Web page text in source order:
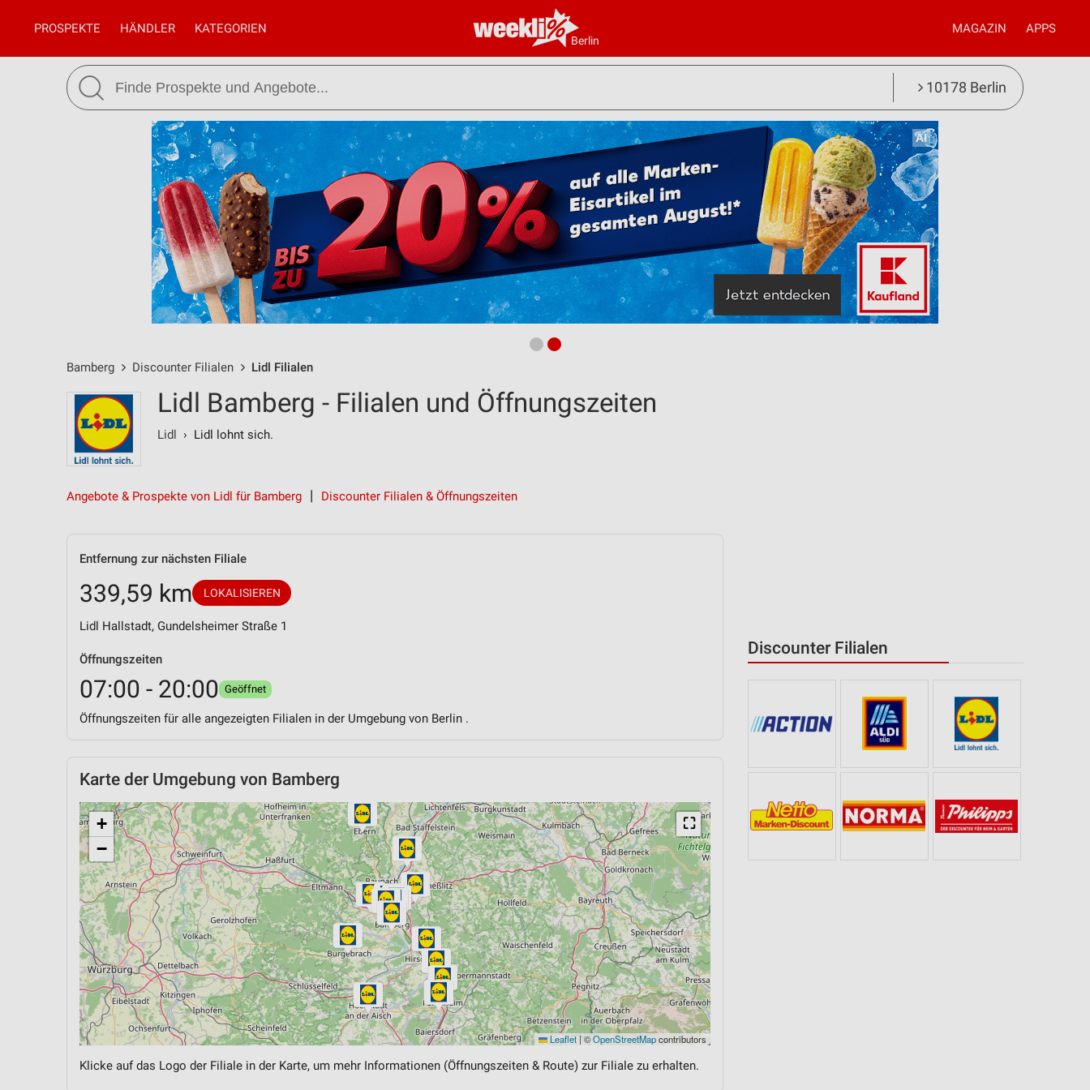
Berlin
PROSPEKTE HÄNDLER KATEGORIEN MAGAZIN APPS
10178 Berlin
Bamberg Discounter Filialen Lidl Filialen
Discounter Filialen
Lidl Bamberg - Filialen und Öffnungszeiten
Lidl › Lidl lohnt sich.
Angebote & Prospekte von Lidl für Bamberg Discounter Filialen & Öffnungszeiten
Entfernung zur nächsten Filiale
339,59 km LOKALISIEREN
Lidl Hallstadt, Gundelsheimer Straße 1
Öffnungszeiten
07:00 - 20:00 Geöffnet
Öffnungszeiten für alle angezeigten Filialen in der Umgebung von Berlin .
Karte der Umgebung von Bamberg
⛶
+
−
Leaflet | ©OpenStreetMapcontributors
Klicke auf das Logo der Filiale in der Karte, um mehr Informationen (Öffnungszeiten & Route) zur Filiale zu erhalten.